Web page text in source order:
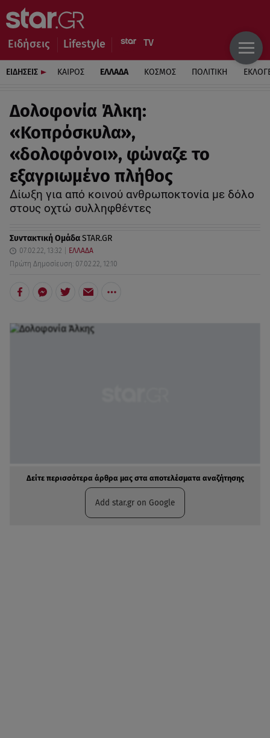
Ειδήσεις Lifestyle
ΕΙΔΗΣΕΙΣ ΚΑΙΡΟΣ ΕΛΛΑΔΑ ΚΟΣΜΟΣ ΠΟΛΙΤΙΚΗ
Δολοφονία Άλκη:
«Κοπρόσκυλα»,
«δολοφόνοι», φώναζε το
εξαγριωμένο πλήθος
Δίωξη για από κοινού ανθρωποκτονία με δόλο
στους οχτώ συλληφθέντες
Συντακτική ΟμάδαSTAR.GR
07.02.22, 13:32
ΕΛΛΑΔΑ
Πρώτη Δημοσίευση: 07.02.22, 12:10
Δείτε περισσότερα άρθρα μας στα αποτελέσματα αναζήτησης
Add star.gr on Google